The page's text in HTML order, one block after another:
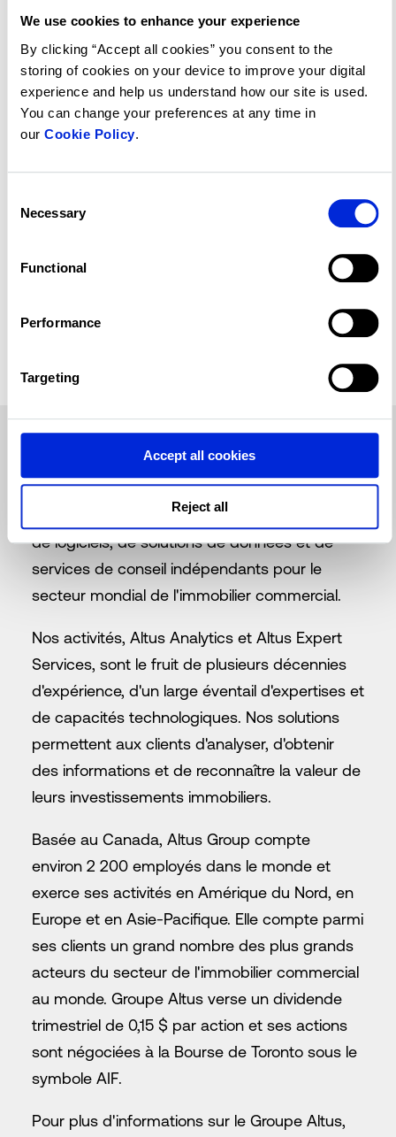
We use cookies to enhance your experience
By clicking “Accept all cookies” you consent to the
storing of cookies on your device to improve your digital
experience and help us understand how our site is used.
You can change your preferences at any time in
our Cookie Policy.
Selection
Necessary
Functional
Performance
Targeting
Accept all cookies
Reject all
augmenté de 18,0 % pour atteindre 153,6
Les revenus des services de conseil en
immobilier commercial (« CRE ») ont
augmenté de 14,2 % pour atteindre 324,1
millions de dollars et l'EBITDA ajusté1 a
augmenté de 55,8 % pour atteindre 76,1
À propos du Groupe Altus
Groupe Altus Limited est un fournisseur leader
de logiciels, de solutions de données et de
services de conseil indépendants pour le
secteur mondial de l'immobilier commercial.
Nos activités, Altus Analytics et Altus Expert
Services, sont le fruit de plusieurs décennies
d'expérience, d'un large éventail d'expertises et
de capacités technologiques. Nos solutions
permettent aux clients d'analyser, d'obtenir
des informations et de reconnaître la valeur de
leurs investissements immobiliers.
Basée au Canada, Altus Group compte
environ 2 200 employés dans le monde et
exerce ses activités en Amérique du Nord, en
Europe et en Asie-Pacifique. Elle compte parmi
ses clients un grand nombre des plus grands
acteurs du secteur de l'immobilier commercial
au monde. Groupe Altus verse un dividende
trimestriel de 0,15 $ par action et ses actions
sont négociées à la Bourse de Toronto sous le
symbole AIF.
Pour plus d'informations sur le Groupe Altus,